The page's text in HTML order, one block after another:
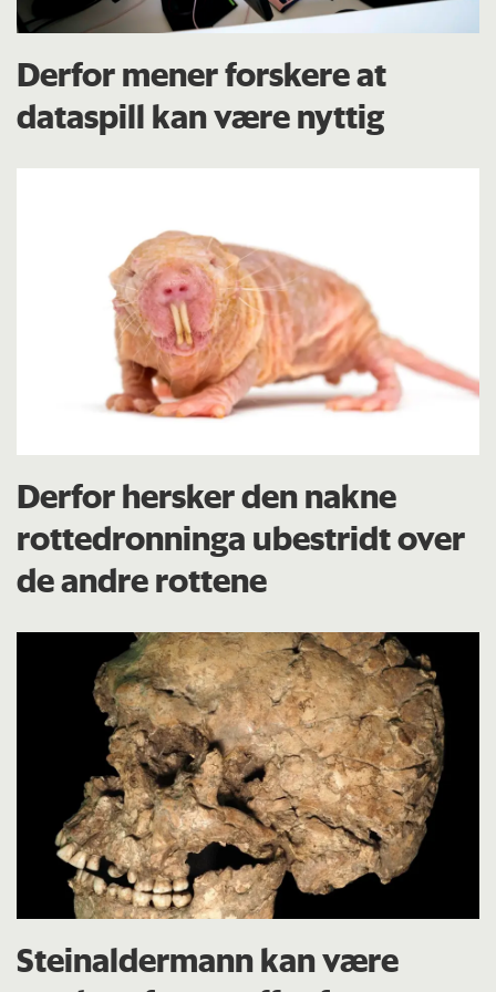
Derfor mener forskere at
dataspill kan være nyttig
Derfor hersker den nakne
rottedronninga ubestridt over
de andre rottene
Steinaldermann kan være